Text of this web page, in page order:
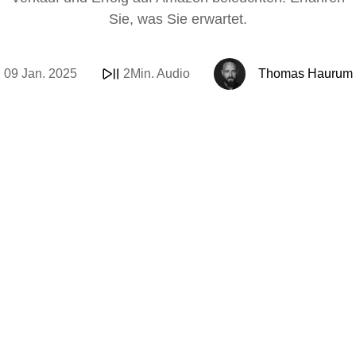
Social Media
E-Mail &
Amazon
Support Sofie
Marketing
Looker Studio
OpenAI
Sie, was Sie erwartet.
09 Jan. 2025 2Min. Audio Thomas Haurum